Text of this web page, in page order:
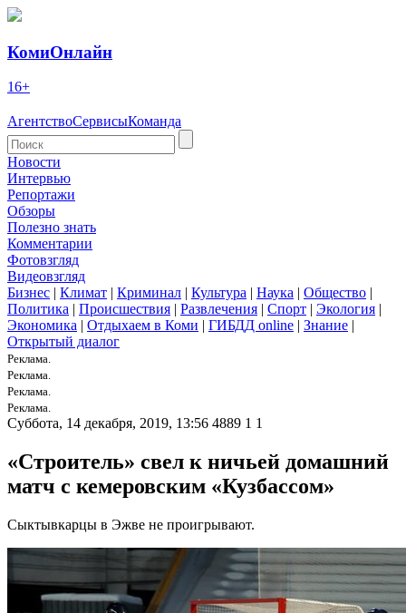
КомиОнлайн
16+
АгентствоСервисыКоманда
Новости
Интервью
Репортажи
Обзоры
Полезно знать
Комментарии
Фотовзгляд
Видеовзгляд
Бизнес | Климат | Криминал | Культура | Наука | Общество |
Политика | Происшествия | Развлечения | Спорт | Экология |
Экономика | Отдыхаем в Коми | ГИБДД online | Знание |
Открытый диалог
Реклама.
Реклама.
Реклама.
Реклама.
Суббота, 14 декабря, 2019, 13:56 4889 1 1
«Строитель» свел к ничьей домашний
матч с кемеровским «Кузбассом»
Сыктывкарцы в Эжве не проигрывают.